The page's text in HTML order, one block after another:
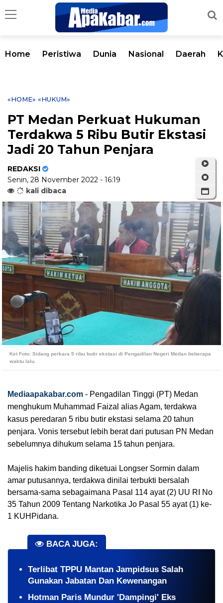
Home Peristiwa Dunia Nasional Daerah
«HOME» «HUKUM»
PT Medan Perkuat Hukuman
Terdakwa 5 Ribu Butir Ekstasi
Jadi 20 Tahun Penjara
REDAKSI
Senin, 28 November 2022 - 16:19
kali dibaca
Ket Foto: Sidang perkara 5 ribu butir ekstasi di Pengadilan Negeri Medan beberapa
waktu lalu.
Mediaapakabar.com - Pengadilan Tinggi (PT) Medan
menghukum Muhammad Faizal alias Agam, terdakwa
kasus peredaran 5 ribu butir ekstasi selama 20 tahun
penjara. Vonis tersebut lebih berat dari putusan PN Medan
sebelumnya dihukum selama 15 tahun penjara.
Majelis hakim banding diketuai Longser Sormin dalam
amar putusannya, terdakwa dinilai terbukti bersalah
bersama-sama sebagaimana Pasal 114 ayat (2) UU RI No
35 Tahun 2009 Tentang Narkotika Jo Pasal 55 ayat (1) ke-
1 KUHPidana.
BACA JUGA:
Terlibat TPPU Mantan Jampidsus Salah
Gunakan Jabatan Dan Kewenangan
Hotman Paris Mundur 'Dampingi' Eks